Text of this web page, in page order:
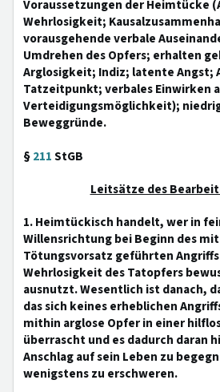
Voraussetzungen der Heimtücke
Wehrlosigkeit;
vorausgehende verbale
Umdrehen des Opfers; erhalten
Arglosigkeit; Indiz; latente Angst;
Tatzeitpunkt; verbales Einwirken
Verteidigungsmöglichkeit);
Beweggründe.
§211StGB
Leitsätze des
1. Heimtückisch handelt, wer in
Willensrichtung bei Beginn des mit
Tötungsvorsatz geführten
Wehrlosigkeit des Tatopfers
ausnutzt. Wesentlich ist danach,
das sich keines erheblichen
mithin arglose Opfer in einer
überrascht und es dadurch daran
Anschlag auf sein Leben zu
wenigstens zu erschweren.